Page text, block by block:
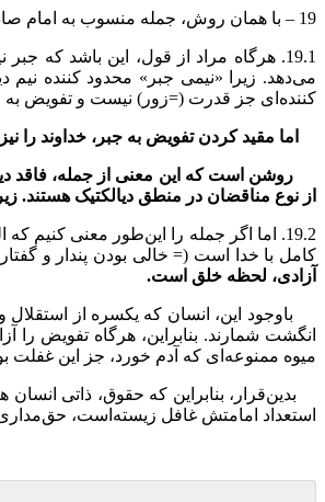
19 – با همان روش، جمله منسوب به امام صادق (ع) را معنی کنیم:
19.1. هرگاه مراد از قول، این باشد که جبر نیست و تفویض (=
می‌دهد. زیرا «نیمی جبر» محدود کننده
کننده‌ای جز قدرت (=زور) نیست و تفویض به
اما مقید کردن تفویض به جبر، خداوند
روشن است که این معنی از جمله، فاقد
از نوع مناقضان در منطق دیالکتیک هستند.
19.2. اما اگر جمله را این‌طور معنی
کامل با خدا است (= خالی بودن پندار و
آزادی، لحظه خلق است.
باوجود این، انسان که یکسره از استقلال
انگشت شمارند. بنابراین، هرگاه تفویض
میوه ممنوعه‌ای که آدم خورد، جز این غفلت
بدین‌قرار، بنابراین که حقوق، ذاتی
استعداد امامتش غافل زیسته‌است،